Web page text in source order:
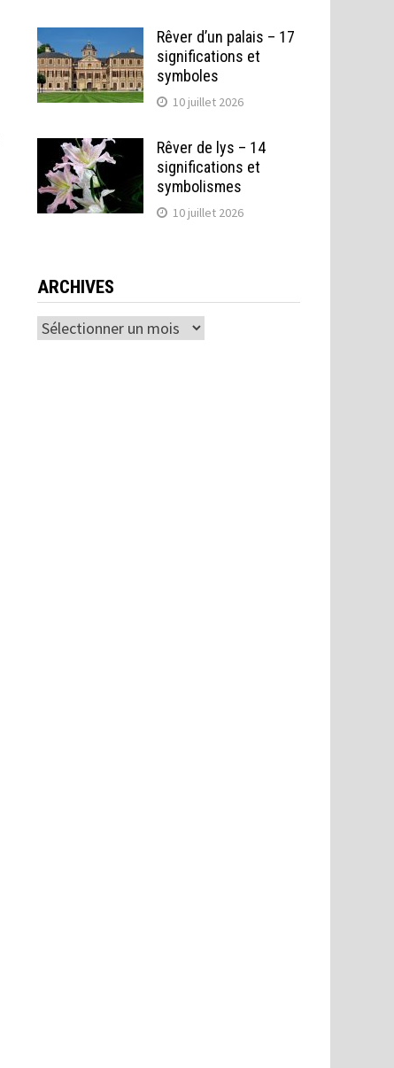
Rêver d’un palais – 17
significations et
symboles
10 juillet 2026
Rêver de lys – 14
significations et
symbolismes
10 juillet 2026
ARCHIVES
Archives